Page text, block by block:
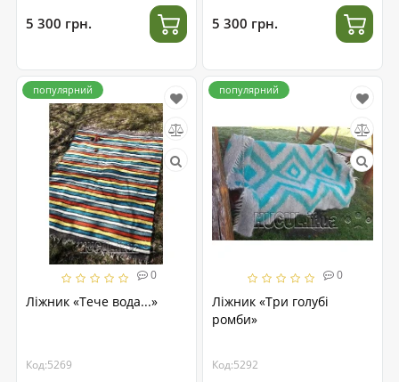
5 300 грн. 5 300 грн.
0
Ліжник «Тече вода...»
Код:5269
популярний
0
Ліжник «Три голубі
ромби»
Код:5292
популярний